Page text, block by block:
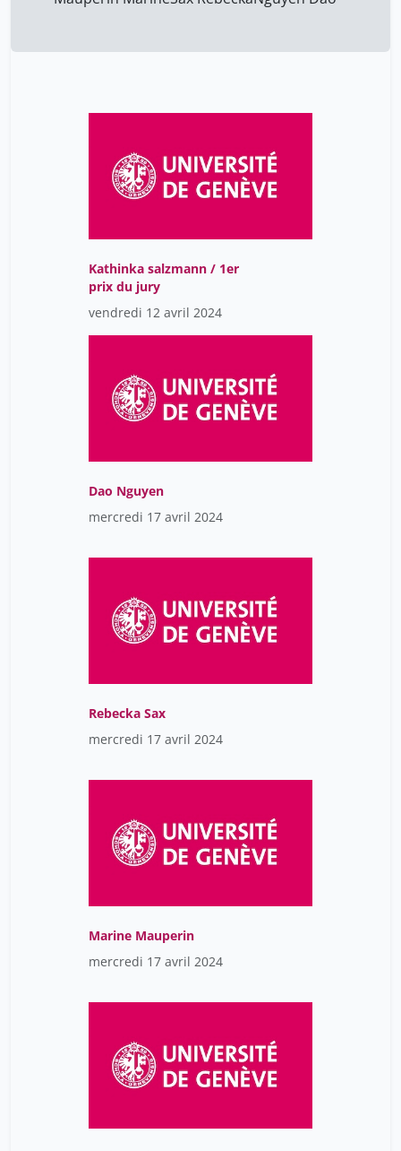
Kathinka salzmann / 1er
prix du jury
vendredi 12 avril 2024
Dao Nguyen
mercredi 17 avril 2024
Rebecka Sax
mercredi 17 avril 2024
Marine Mauperin
mercredi 17 avril 2024